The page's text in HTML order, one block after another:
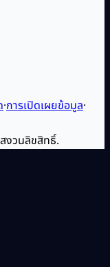
·การเปิดเผยข้อมูล·
งวนลิขสิทธิ์.